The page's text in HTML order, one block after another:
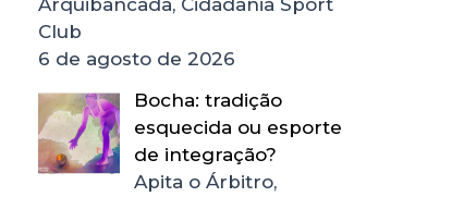
Arquibancada, Cidadania Sport
Club
6 de agosto de 2026
Bocha: tradição
esquecida ou esporte
de integração?
Apita o Árbitro,